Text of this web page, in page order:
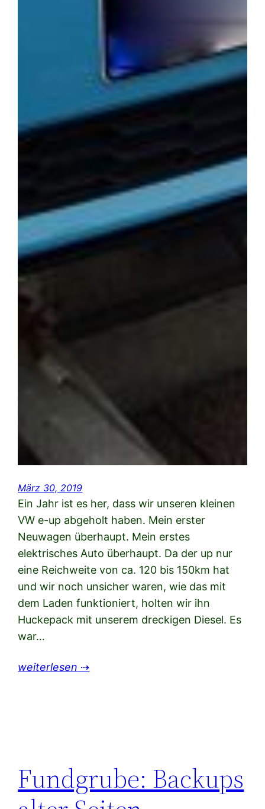
März 30, 2019
Ein Jahr ist es her, dass wir unseren kleinen
VW e-up abgeholt haben. Mein erster
Neuwagen überhaupt. Mein erstes
elektrisches Auto überhaupt. Da der up nur
eine Reichweite von ca. 120 bis 150km hat
und wir noch unsicher waren, wie das mit
dem Laden funktioniert, holten wir ihn
Huckepack mit unserem dreckigen Diesel. Es
war…
weiterlesen ⇢
Fundgrube: Backups